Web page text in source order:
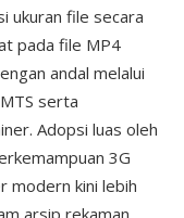
ukuran file secara
pada file MP4
andal melalui
serta
Adopsi luas oleh
3G
modern kini lebih
arsip rekaman